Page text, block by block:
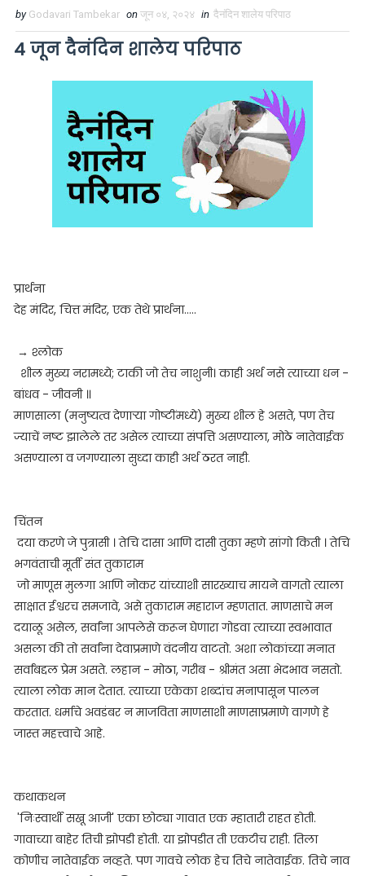
by Godavari Tambekar on जून ०४, २०२४ in दैनंदिन शालेय परिपाठ
4 जून दैनंदिन शालेय परिपाठ
प्रार्थना
देह मंदिर, चित्त मंदिर, एक तेथे प्रार्थना.....
→ श्लोक
शील मुख्य नरामध्ये; टाकी जो तेच नाशुनी। काही अर्थ नसे त्याच्या धन -
बांधव - जीवनी ॥
माणसाला (मनुष्यत्व देणाऱ्या गोष्टींमध्ये) मुख्य शील हे असते, पण तेच
ज्याचें नष्ट झालेले तर असेल त्याच्या संपत्ति असण्याला, मोठे नातेवाईक
असण्याला व जगण्याला सुध्दा काही अर्थ ठरत नाही.
चिंतन
दया करणे जे पुत्रासी । तेचि दासा आणि दासी तुका म्हणे सांगो किती । तेचि
भगवंताची मूर्ती संत तुकाराम
जो माणूस मुलगा आणि नोकर यांच्याशी सारख्याच मायने वागतो त्याला
साक्षात ईश्वरच समजावे, असे तुकाराम महाराज म्हणतात. माणसाचे मन
दयाळू असेल, सर्वांना आपलेसे करून घेणारा गोडवा त्याच्या स्वभावात
असला की तो सर्वांना देवाप्रमाणे वंदनीय वाटतो. अशा लोकांच्या मनात
सर्वांबद्दल प्रेम असते. लहान - मोठा, गरीब - श्रीमंत असा भेदभाव नसतो.
त्याला लोक मान देतात. त्याच्या एकेका शब्दांच मनापासून पालन
करतात. धर्माचे अवडंबर न माजविता माणसाशी माणसाप्रमाणे वागणे हे
जास्त महत्त्वाचे आहे.
कथाकथन
'निःस्वार्थी सखू आजी' एका छोट्या गावात एक म्हातारी राहत होती.
गावाच्या बाहेर तिची झोपडी होती. या झोपडीत ती एकटीच राही. तिला
कोणीच नातेवाईक नव्हते. पण गावचे लोक हेच तिचे नातेवाईक. तिचे नाव